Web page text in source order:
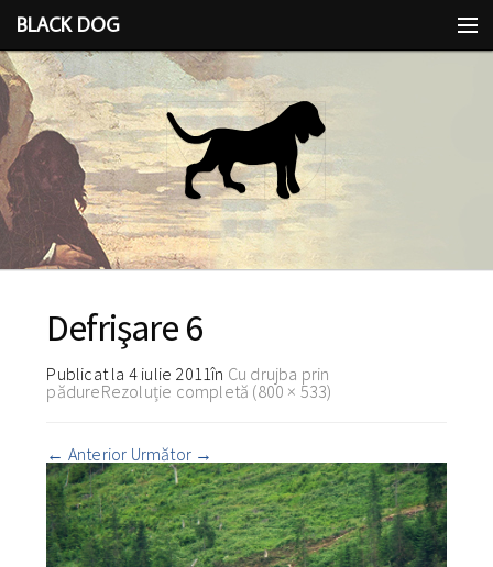
BLACK DOG
IDEEA
CU LIMBA SCOASĂ
Defrişare 6
Publicat la 4 iulie 2011în Cu drujba prin
pădureRezoluție completă (800 × 533)
← Anterior Următor →